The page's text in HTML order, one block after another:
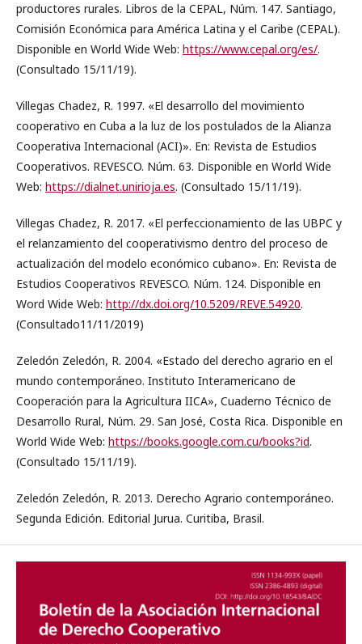
productores rurales. Libros de la CEPAL, Núm. 147. Santiago,
Comisión Económica para América Latina y el Caribe (CEPAL).
Disponible en World Wide Web: https://www.cepal.org/es/.
(Consultado 15/11/19).
Villegas Chadez, R. 1997. «El desarrollo del movimiento
cooperativo en Cuba a la luz de los postulados de la Alianza
Cooperativa Internacional (ACI)». En: Revista de Estudios
Cooperativos. REVESCO. Núm. 63. Disponible en World Wide
Web: https://dialnet.unirioja.es. (Consultado 15/11/19).
Villegas Chadez, R. 2017. «El perfeccionamiento de las UBPC y
el relanzamiento del cooperativismo dentro del proceso de
actualización del modelo económico cubano». En: Revista de
Estudios Cooperativos REVESCO. Núm. 124. Disponible en
Word Wide Web: http://dx.doi.org/10.5209/REVE.54920.
(Consultado11/11/2019)
Zeledón Zeledón, R. 2004. «Estado del derecho agrario en el
mundo contemporáneo. Instituto Interamericano de
Cooperación para la Agricultura IICA», Cuaderno Técnico de
Desarrollo Rural, Núm. 29. San José, Costa Rica. Disponible en
World Wide Web: https://books.google.com.cu/books?id.
(Consultado 15/11/19).
Zeledón Zeledón, R. 2013. Derecho Agrario contemporáneo.
Segunda Edición. Editorial Jurua. Curitiba, Brasil.